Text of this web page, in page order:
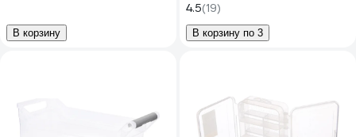
В корзину
4.5(19)
В корзину по 3